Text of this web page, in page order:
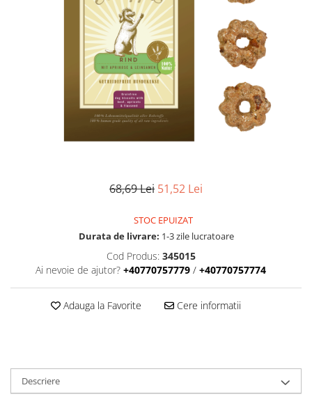
68,69 Lei 51,52 Lei
STOC EPUIZAT
Durata de livrare: 1-3 zile lucratoare
Cod Produs: 345015
Ai nevoie de ajutor? +40770757779 / +40770757774
Adauga la Favorite Cere informatii
Descriere